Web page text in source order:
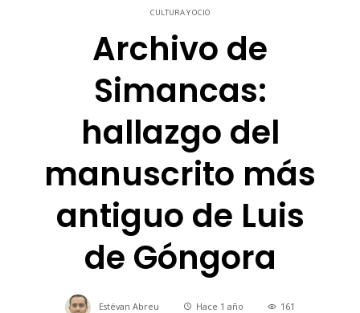
CULTURA Y OCIO
Archivo de
Simancas:
hallazgo del
manuscrito más
antiguo de Luis
de Góngora
Estévan Abreu Hace 1 año 161